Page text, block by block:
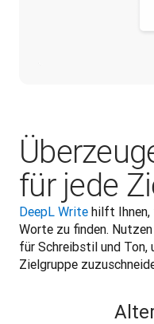
für jede
DeepL Write hilft Ihnen,
Worte zu finden.
für Schreibstil und
Zielgruppe